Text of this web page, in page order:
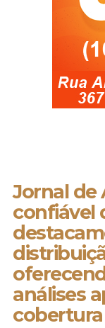
Jornal de
confiável
análises